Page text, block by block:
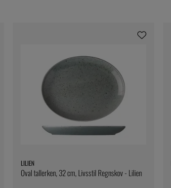
LILIEN
Oval tallerken, 32 cm, Livsstil Regnskov - Lilien